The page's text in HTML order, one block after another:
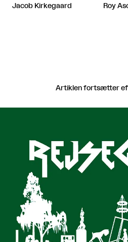
Jacob Kirkegaard Roy
Artiklen fortsætter